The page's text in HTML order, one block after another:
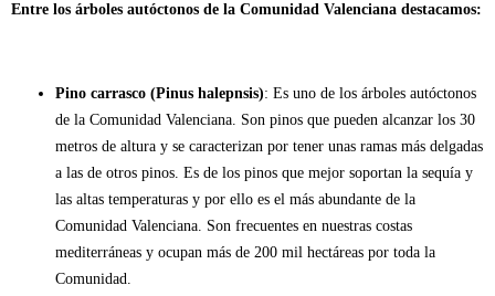
Entre los árboles autóctonos de la Comunidad Valenciana destacamos:
Pino carrasco (Pinus halepnsis): Es uno de los árboles autóctonos
de la Comunidad Valenciana. Son pinos que pueden alcanzar los 30
metros de altura y se caracterizan por tener unas ramas más delgadas
a las de otros pinos. Es de los pinos que mejor soportan la sequía y
las altas temperaturas y por ello es el más abundante de la
Comunidad Valenciana. Son frecuentes en nuestras costas
mediterráneas y ocupan más de 200 mil hectáreas por toda la
Comunidad.